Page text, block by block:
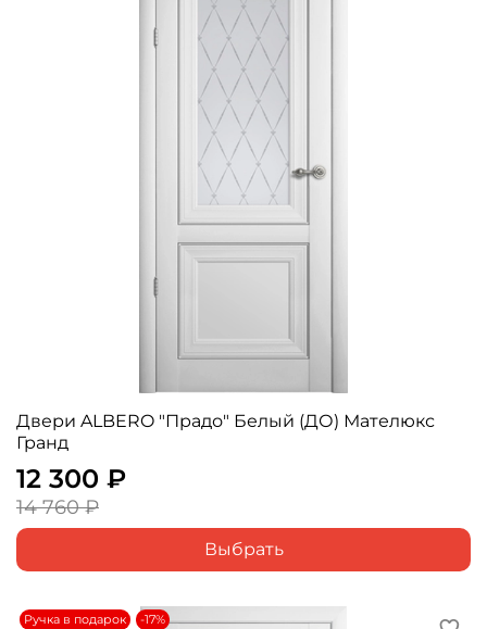
Двери ALBERO "Прадо" Белый (ДО) Мателюкс
Гранд
12 300 ₽
14 760 ₽
Выбрать
Ручка в подарок -17%